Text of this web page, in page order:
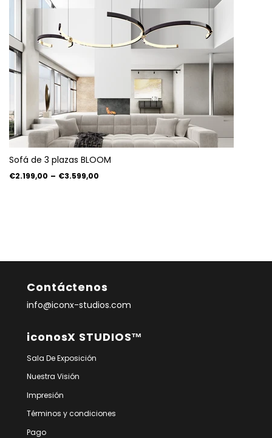
Sofá de 3 plazas BLOOM
€2.199,00 – €3.599,00
Contáctenos
info@iconx-studios.com
iconosX STUDIOS™
Sala De Exposición
Nuestra Visión
Impresión
Términos y condiciones
Pago